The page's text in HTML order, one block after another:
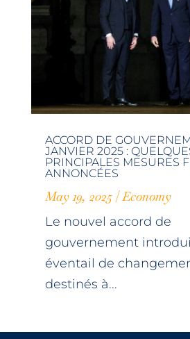
ACCORD DE
JANVIER 2025 :
PRINCIPALES MESURES
ANNONCÉES
May 19, 2025|Economy
Le nouvel accord de
gouvernement
éventail de
destinés à...